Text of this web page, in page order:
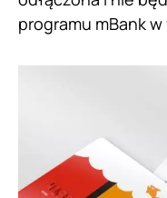
programu mBank w